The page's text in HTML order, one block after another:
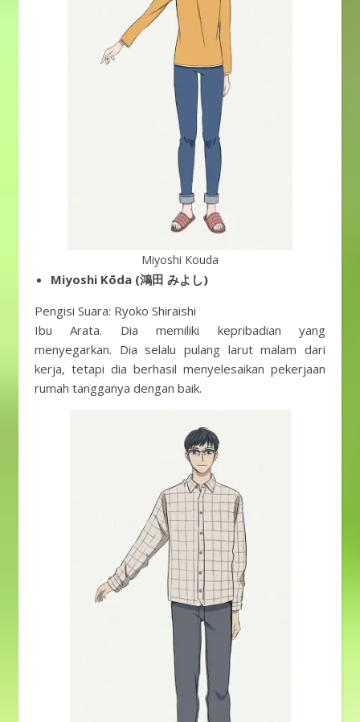
Miyoshi Kouda
Miyoshi Kōda (鴻田 みよし)
Pengisi Suara: Ryoko Shiraishi
Ibu Arata. Dia memiliki kepribadian yang
menyegarkan. Dia selalu pulang larut malam dari
kerja, tetapi dia berhasil menyelesaikan pekerjaan
rumah tangganya dengan baik.